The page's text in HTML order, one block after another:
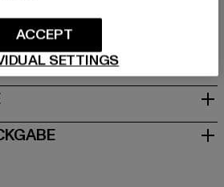
SETTINGS
ACCEPT